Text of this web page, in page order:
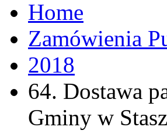
Home
Zamówienia
2018
64. Dostawa
Gminy w